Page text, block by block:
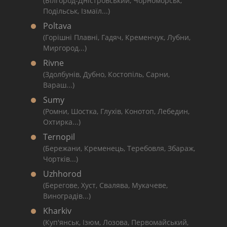
Подільськ, Ізмаїл...)
Poltava
(Горішні Плавні, Гадяч, Кременчук, Лубни,
Миргород...)
Rivne
(Здолбунів, Дубно, Костопіль, Сарни,
Вараш...)
Sumy
(Ромни, Шостка, Глухів, Конотоп, Лебедин,
Охтирка...)
Ternopil
(Бережани, Кременець, Теребовля, Збараж,
Чортків...)
Uzhhorod
(Берегове, Хуст, Свалява, Мукачеве,
Виноградів...)
Kharkiv
(Куп'янськ, Ізюм, Лозова, Первомайський,